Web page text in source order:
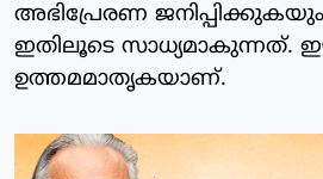
അഭിപ്രേരണ
ഇതിലൂടെ സാധ്യമാകുന്നത്.
ഉത്തമമാതൃകയാണ്.